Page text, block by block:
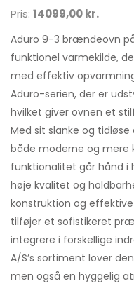
Pris: 14099,00 kr.
Aduro 9-3 brændeovn
funktionel varmekilde,
med effektiv
Aduro-serien, der er
hvilket giver ovnen et
Med sit slanke og
både moderne og mere
funktionalitet går hånd i
høje kvalitet og
konstruktion og
tilføjer et sofistikeret
integrere i forskellige
A/S’s sortiment lover
men også en hyggelig